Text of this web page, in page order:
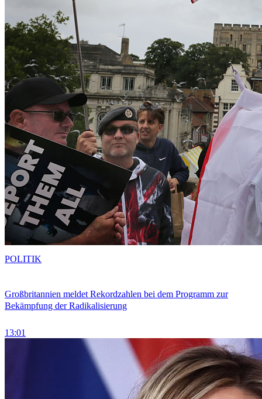
Großbritannien meldet Rekordzahlen bei dem Programm zur
Bekämpfung der Radikalisierung
13:01
POLITIK